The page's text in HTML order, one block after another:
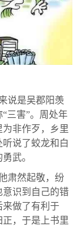
说是吴郡阳羡
三害”。周处年
非作歹，乡里
说了蛟龙和白
武。
肃然起敬，纷
识到自己的错
做了有利于
，于是上书里